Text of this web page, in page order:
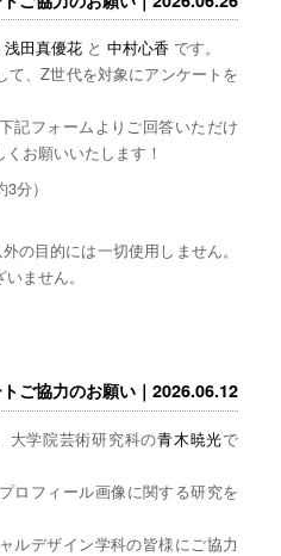
浅田真優花と 中村心香 です。
て、Z世代を対象にアンケートを
記フォームよりご回答いただけ
お願いいたします！
分）
の目的には一切使用しません。
ません。
ご協力のお願い｜2026.06.12
大学院芸術研究科の青木暁光で
ロフィール画像に関する研究を
ルデザイン学科の皆様にご協力